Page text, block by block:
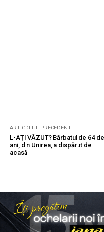
ARTICOLUL PRECEDENT
L-AȚI VĂZUT? Bărbatul de 64 de
ani, din Unirea, a dispărut de
acasă